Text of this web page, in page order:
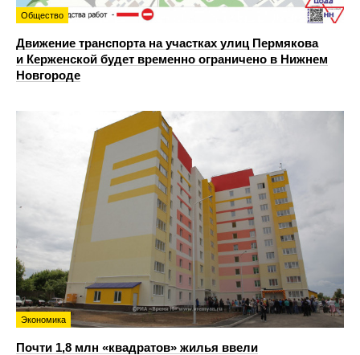
Общество
Движение транспорта на участках улиц Пермякова
и Керженской будет временно ограничено в Нижнем
Новгороде
Экономика
Почти 1,8 млн «квадратов» жилья ввели